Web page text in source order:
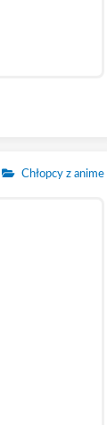
Chłopcy z anime